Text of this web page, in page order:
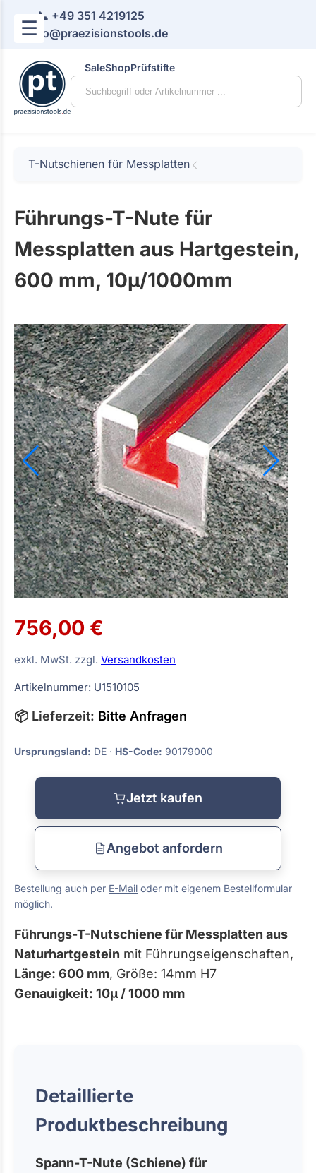
☰
📞 +49 351 4219125
📧 info@praezisionstools.de
SaleShopPrüfstifte
T-Nutschienen für Messplatten
Führungs-T-Nute für
Messplatten aus Hartgestein,
600 mm, 10µ/1000mm
756,00 €
exkl. MwSt. zzgl. Versandkosten
Artikelnummer: U1510105
📦 Lieferzeit: Bitte Anfragen
Ursprungsland: DE · HS-Code: 90179000
Jetzt kaufen
Angebot anfordern
Bestellung auch per E-Mail oder mit eigenem Bestellformular
möglich.
Führungs-T-Nutschiene für Messplatten aus
Naturhartgestein mit Führungseigenschaften,
Länge: 600 mm, Größe: 14mm H7
Genauigkeit: 10µ / 1000 mm
Detaillierte
Produktbeschreibung
Spann-T-Nute (Schiene) für